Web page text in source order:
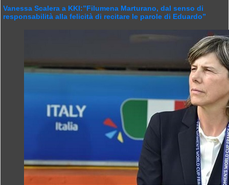
Vanessa Scalera a KKI:”Filumena Marturano, dal senso di
responsabilità alla felicità di recitare le parole di Eduardo”